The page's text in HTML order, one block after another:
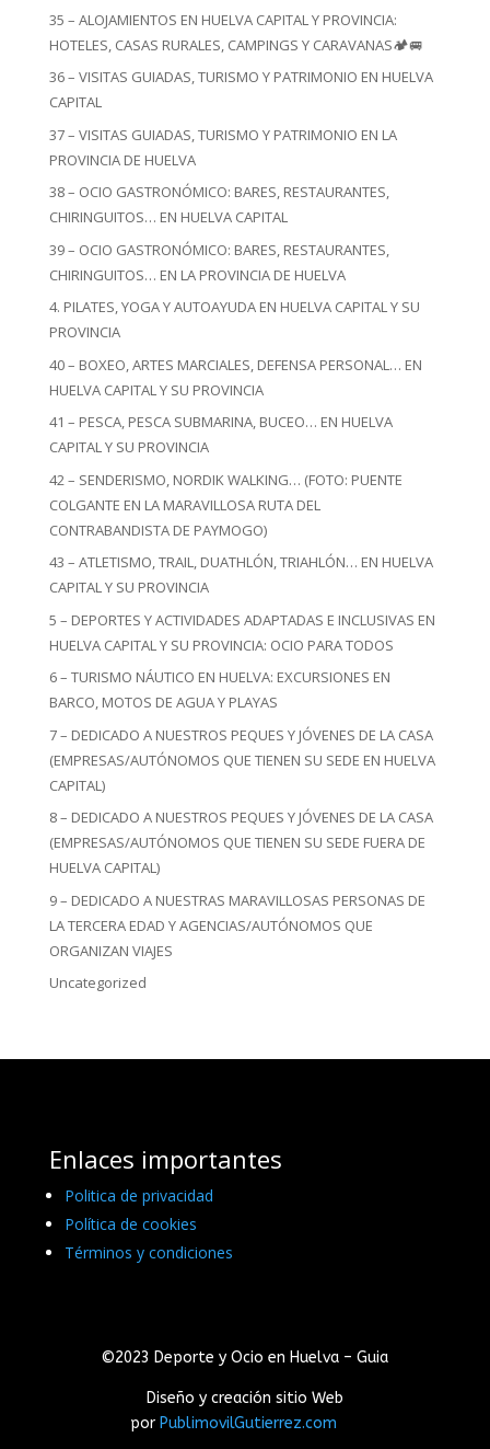
35 – ALOJAMIENTOS EN HUELVA CAPITAL Y PROVINCIA:
HOTELES, CASAS RURALES, CAMPINGS Y CARAVANAS🏕️🚐
36 – VISITAS GUIADAS, TURISMO Y PATRIMONIO EN HUELVA
CAPITAL
37 – VISITAS GUIADAS, TURISMO Y PATRIMONIO EN LA
PROVINCIA DE HUELVA
38 – OCIO GASTRONÓMICO: BARES, RESTAURANTES,
CHIRINGUITOS… EN HUELVA CAPITAL
39 – OCIO GASTRONÓMICO: BARES, RESTAURANTES,
CHIRINGUITOS… EN LA PROVINCIA DE HUELVA
4. PILATES, YOGA Y AUTOAYUDA EN HUELVA CAPITAL Y SU
PROVINCIA
40 – BOXEO, ARTES MARCIALES, DEFENSA PERSONAL… EN
HUELVA CAPITAL Y SU PROVINCIA
41 – PESCA, PESCA SUBMARINA, BUCEO… EN HUELVA
CAPITAL Y SU PROVINCIA
42 – SENDERISMO, NORDIK WALKING… (FOTO: PUENTE
COLGANTE EN LA MARAVILLOSA RUTA DEL
CONTRABANDISTA DE PAYMOGO)
43 – ATLETISMO, TRAIL, DUATHLÓN, TRIAHLÓN… EN HUELVA
CAPITAL Y SU PROVINCIA
5 – DEPORTES Y ACTIVIDADES ADAPTADAS E INCLUSIVAS EN
HUELVA CAPITAL Y SU PROVINCIA: OCIO PARA TODOS
6 – TURISMO NÁUTICO EN HUELVA: EXCURSIONES EN
BARCO, MOTOS DE AGUA Y PLAYAS
7 – DEDICADO A NUESTROS PEQUES Y JÓVENES DE LA CASA
(EMPRESAS/AUTÓNOMOS QUE TIENEN SU SEDE EN HUELVA
CAPITAL)
8 – DEDICADO A NUESTROS PEQUES Y JÓVENES DE LA CASA
(EMPRESAS/AUTÓNOMOS QUE TIENEN SU SEDE FUERA DE
HUELVA CAPITAL)
9 – DEDICADO A NUESTRAS MARAVILLOSAS PERSONAS DE
LA TERCERA EDAD Y AGENCIAS/AUTÓNOMOS QUE
ORGANIZAN VIAJES
Uncategorized
Enlaces importantes
Politica de privacidad
Política de cookies
Términos y condiciones
©2023 Deporte y Ocio en Huelva – Guia
Diseño y creación sitio Web
por PublimovilGutierrez.com